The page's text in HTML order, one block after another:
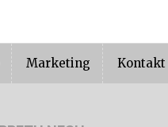
Marketing Kontakt